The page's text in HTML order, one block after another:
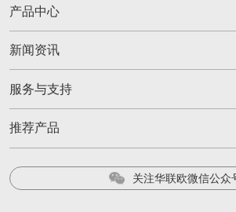
产品中心
新闻资讯
服务与支持
推荐产品
关注华联欧微信公众